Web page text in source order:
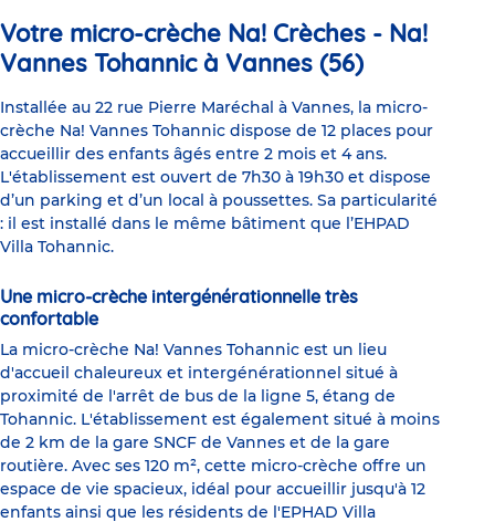
Votre micro-crèche Na! Crèches - Na!
Vannes Tohannic à Vannes (56)
Installée au 22 rue Pierre Maréchal à Vannes, la micro-
crèche Na! Vannes Tohannic dispose de 12 places pour
accueillir des enfants âgés entre 2 mois et 4 ans.
L'établissement est ouvert de 7h30 à 19h30 et dispose
d’un parking et d’un local à poussettes. Sa particularité
: il est installé dans le même bâtiment que l’EHPAD
Villa Tohannic.
Une micro-crèche intergénérationnelle très
confortable
La micro-crèche Na! Vannes Tohannic est un lieu
d'accueil chaleureux et intergénérationnel situé à
proximité de l'arrêt de bus de la ligne 5, étang de
Tohannic. L'établissement est également situé à moins
de 2 km de la gare SNCF de Vannes et de la gare
routière. Avec ses 120 m², cette micro-crèche offre un
espace de vie spacieux, idéal pour accueillir jusqu'à 12
enfants ainsi que les résidents de l'EPHAD Villa